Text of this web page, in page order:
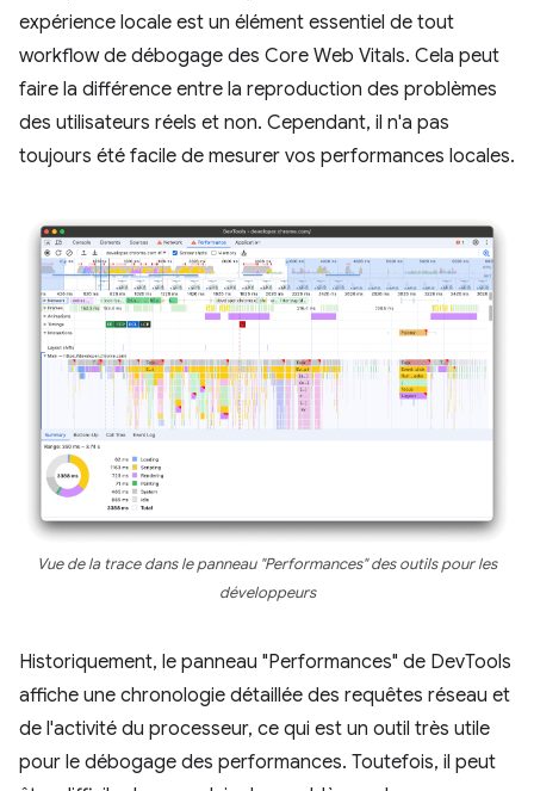
expérience locale est un élément essentiel de tout
workflow de débogage des Core Web Vitals. Cela peut
faire la différence entre la reproduction des problèmes
des utilisateurs réels et non. Cependant, il n'a pas
toujours été facile de mesurer vos performances locales.
Vue de la trace dans le panneau "Performances" des outils pour les
développeurs
Historiquement, le panneau "Performances" de DevTools
affiche une chronologie détaillée des requêtes réseau et
de l'activité du processeur, ce qui est un outil très utile
pour le débogage des performances. Toutefois, il peut